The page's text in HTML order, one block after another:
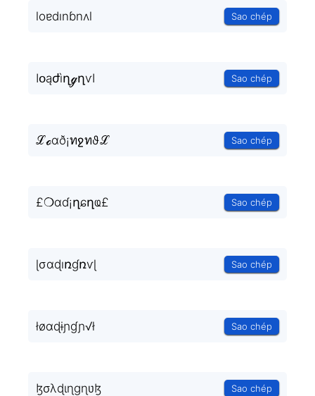
loɐdınɓnʌl Sao chép
ӀօąժìղℊղѵӀ Sao chép
ℒℴαð¡ทջทϑℒ Sao chép
£❍ɑɗ¡ղɕղҩ£ Sao chép
ɭσɑɖıռɠռѵɭ Sao chép
łøɑɖɨɲɠɲ√ł Sao chép
ɮσλɖɩɳɡɳʋɮ Sao chép